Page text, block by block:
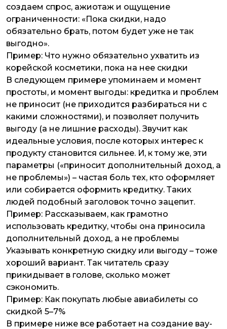
создаем спрос, ажиотаж и ощущение
ограниченности: «Пока скидки, надо
обязательно брать, потом будет уже не так
выгодно».
Пример: Что нужно обязательно ухватить из
корейской косметики, пока на нее скидки
В следующем примере упоминаем и момент
простоты, и момент выгоды: кредитка и проблем
не приносит (не приходится разбираться ни с
какими сложностями), и позволяет получить
выгоду (а не лишние расходы). Звучит как
идеальные условия, после которых интерес к
продукту становится сильнее. И, к тому же, эти
параметры («приносит дополнительный доход, а
не проблемы») – частая боль тех, кто оформляет
или собирается оформить кредитку. Таких
людей подобный заголовок точно зацепит.
Пример: Рассказываем, как грамотно
использовать кредитку, чтобы она приносила
дополнительный доход, а не проблемы
Указывать конкретную скидку или выгоду – тоже
хороший вариант. Так читатель сразу
прикидывает в голове, сколько может
сэкономить.
Пример: Как покупать любые авиабилеты со
скидкой 5–7%
В примере ниже все работает на создание вау-